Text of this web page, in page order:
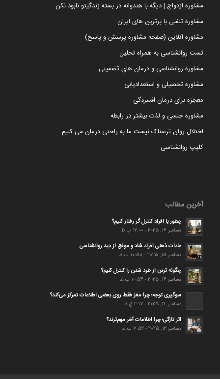
مشاوره ازدواج | دیگه با هندوانه در بسته زندگیتو نابود نکن
مشاوره تلفنی با برترین های ایران
مشاوره آنلاین (صفحه مشاوره پرسش و پاسخ)
تست روانشناسی به همراه تحلیل
مشاوره روانشناسی و درمان های تضمینی
مشاوره تحصیلی و استعدادیابی
معجزه برای درمان افسردگی
مشاوره جنسی و لذت بیشتر در رابطه
اختلال روان ترسناک نیست ما به راحتی درمان می کنیم
کلیپ روانشناسی
آخرین مطالب
چطور با افراد کنترل گر رفتار کنیم؟
دسامبر 16, 2025 - 12:00 ب.ظ
عادات ذهنی افراد شاد و موفق از دید روانشناسی
دسامبر 15, 2025 - 10:58 ب.ظ
چگونه ترس از طرد شدن را کنترل کنیم؟
دسامبر 14, 2025 - 10:54 ب.ظ
سوگیری توجه؛ چرا مغز فقط روی بعضی اطلاعات تمرکز می‌کند؟
دسامبر 14, 2025 - 2:17 ق.ظ
اثر تازگی؛ چرا اطلاعات آخر مهم‌ترند؟
دسامبر 12, 2025 - 7:52 ب.ظ